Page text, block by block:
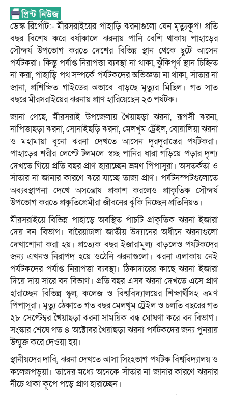
ডেস্ক রির্পোট:- মীরসরাইয়ের পাহাড়ি ঝরনাগুলো যেন মৃত্যুকূপ! প্রতি
বছর বিশেষ করে বর্ষাকালে ঝরনায় পানি বেশি থাকায় পাহাড়ের
সৌন্দর্য উপভোগ করতে দেশের বিভিন্ন স্থান থেকে ছুটে আসেন
পর্যটকরা। কিন্তু পর্যাপ্ত নিরাপত্তা ব্যবস্থা না থাকা, ঝুঁকিপূর্ণ স্থান চিহ্নিত
না করা, পাহাড়ি পথ সম্পর্কে পর্যটকদের অভিজ্ঞতা না থাকা, সাঁতার না
জানা, প্রশিক্ষিত গাইডের অভাবে বাড়ছে মৃত্যুর মিছিল। গত সাত
বছরে মীরসরাইয়ের ঝরনায় প্রাণ হারিয়েছেন ২৩ পর্যটক।
জানা গেছে, মীরসরাই উপজেলায় খৈয়াছড়া ঝরনা, রূপসী ঝরনা,
নাপিত্তাছড়া ঝরনা, সোনাইছড়ি ঝরনা, মেলখুম ট্রেইল, বোয়ালিয়া ঝরনা
ও মহামায়া বুনো ঝরনা দেখতে আসেন দূরদূরান্তের পর্যটকরা।
পাহাড়ের শরীর লেপ্টে টলমলে স্বচ্ছ পানির ধারা গড়িয়ে পড়ার দৃশ্য
দেখতে গিয়ে প্রতি বছর প্রাণ হারাচ্ছেন ভ্রমণ পিপাসুরা। অসতর্কতা ও
সাঁতার না জানার কারণে ঝরে যাচ্ছে তাজা প্রাণ। পর্যটনস্পটগুলোতে
অব্যবস্থাপনা দেখে অসন্তোষ প্রকাশ করলেও প্রাকৃতিক সৌন্দর্য
উপভোগ করতে প্রকৃতিপ্রেমীরা জীবনের ঝুঁকি নিচ্ছেন প্রতিনিয়ত।
মীরসরাইয়ে বিভিন্ন পাহাড়ে অবস্থিত পাঁচটি প্রাকৃতিক ঝরনা ইজারা
দেয় বন বিভাগ। বারৈয়াঢালা জাতীয় উদ্যানের অধীনে ঝরনাগুলো
দেখাশোনা করা হয়। প্রত্যেক বছর ইজারামূল্য বাড়লেও পর্যটকদের
জন্য এখনও নিরাপদ হয়ে ওঠেনি ঝরনাগুলো। ঝরনা এলাকায় নেই
পর্যটকদের পর্যাপ্ত নিরাপত্তা ব্যবস্থা। ঠিকাদারের কাছে ঝরনা ইজারা
দিয়ে দায় সারে বন বিভাগ। প্রতি বছর এসব ঝরনা দেখতে এসে প্রাণ
হারাচ্ছেন বিভিন্ন স্কুল, কলেজ ও বিশ্ববিদ্যালয়ের শিক্ষার্থীসহ ভ্রমণ
পিপাসুরা। মৃত্যু ঠেকাতে গত বছর মেলখুম ট্রেইল ও চলতি বছরের গত
২৮ সেপ্টেম্বর খৈয়াছড়া ঝরনা সাময়িক বন্ধ ঘোষণা করে বন বিভাগ।
সংস্কার শেষে গত ৪ অক্টোবর খৈয়াছড়া ঝরনা পর্যটকদের জন্য পুনরায়
উন্মুক্ত করে দেওয়া হয়।
স্থানীয়দের দাবি, ঝরনা দেখতে আসা সিংহভাগ পর্যটক বিশ্ববিদ্যালয় ও
কলেজপড়ুয়া। তাদের মধ্যে অনেকে সাঁতার না জানার কারণে ঝরনার
নীচে থাকা কূপে পড়ে প্রাণ হারাচ্ছেন।